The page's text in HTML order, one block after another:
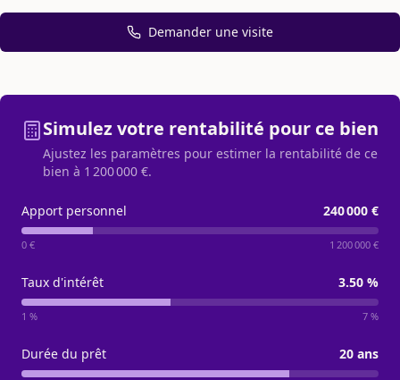
Demander une visite
Simulez votre rentabilité pour ce bien
Ajustez les paramètres pour estimer la rentabilité de ce
bien à 1 200 000 €.
Apport personnel 240 000 €
0 € 1 200 000 €
Taux d'intérêt 3.50 %
1 % 7 %
Durée du prêt 20 ans